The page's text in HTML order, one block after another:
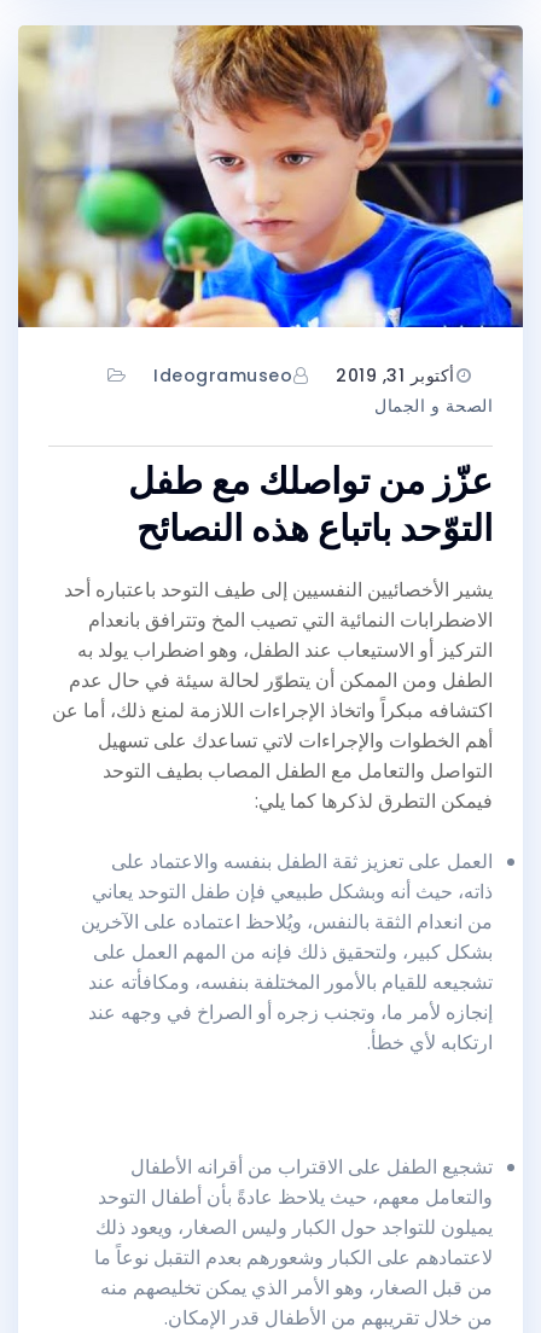
أكتوبر 31, 2019
Ideogramuseo
الصحة و الجمال
عزّز من تواصلك مع طفل
التوّحد باتباع هذه النصائح
يشير الأخصائيين النفسيين إلى طيف التوحد باعتباره أحد
الاضطرابات النمائية التي تصيب المخ وتترافق بانعدام
التركيز أو الاستيعاب عند الطفل، وهو اضطراب يولد به
الطفل ومن الممكن أن يتطوّر لحالة سيئة في حال عدم
اكتشافه مبكراً واتخاذ الإجراءات اللازمة لمنع ذلك، أما عن
أهم الخطوات والإجراءات لاتي تساعدك على تسهيل
التواصل والتعامل مع الطفل المصاب بطيف التوحد
فيمكن التطرق لذكرها كما يلي:
العمل على تعزيز ثقة الطفل بنفسه والاعتماد على
ذاته، حيث أنه وبشكل طبيعي فإن طفل التوحد يعاني
من انعدام الثقة بالنفس، ويُلاحظ اعتماده على الآخرين
بشكل كبير، ولتحقيق ذلك فإنه من المهم العمل على
تشجيعه للقيام بالأمور المختلفة بنفسه، ومكافأته عند
إنجازه لأمر ما، وتجنب زجره أو الصراخ في وجهه عند
ارتكابه لأي خطأ.
تشجيع الطفل على الاقتراب من أقرانه الأطفال
والتعامل معهم، حيث يلاحظ عادةً بأن أطفال التوحد
يميلون للتواجد حول الكبار وليس الصغار، ويعود ذلك
لاعتمادهم على الكبار وشعورهم بعدم التقبل نوعاً ما
من قبل الصغار، وهو الأمر الذي يمكن تخليصهم منه
من خلال تقريبهم من الأطفال قدر الإمكان.